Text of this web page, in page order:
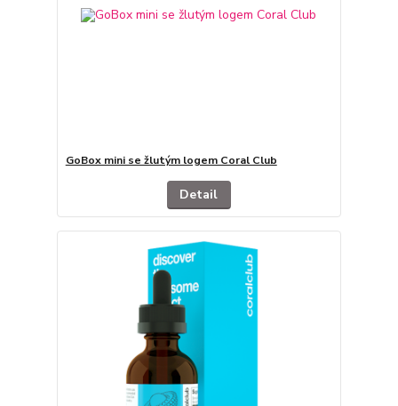
GoBox mini se žlutým logem Coral Club
Detail